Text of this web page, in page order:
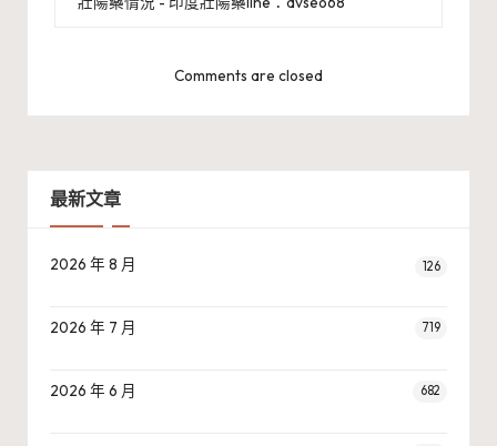
Comments are closed
最新文章
2026 年 8 月 126
2026 年 7 月 719
2026 年 6 月 682